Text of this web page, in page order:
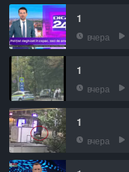
1
вчера
1
вчера
1
вчера